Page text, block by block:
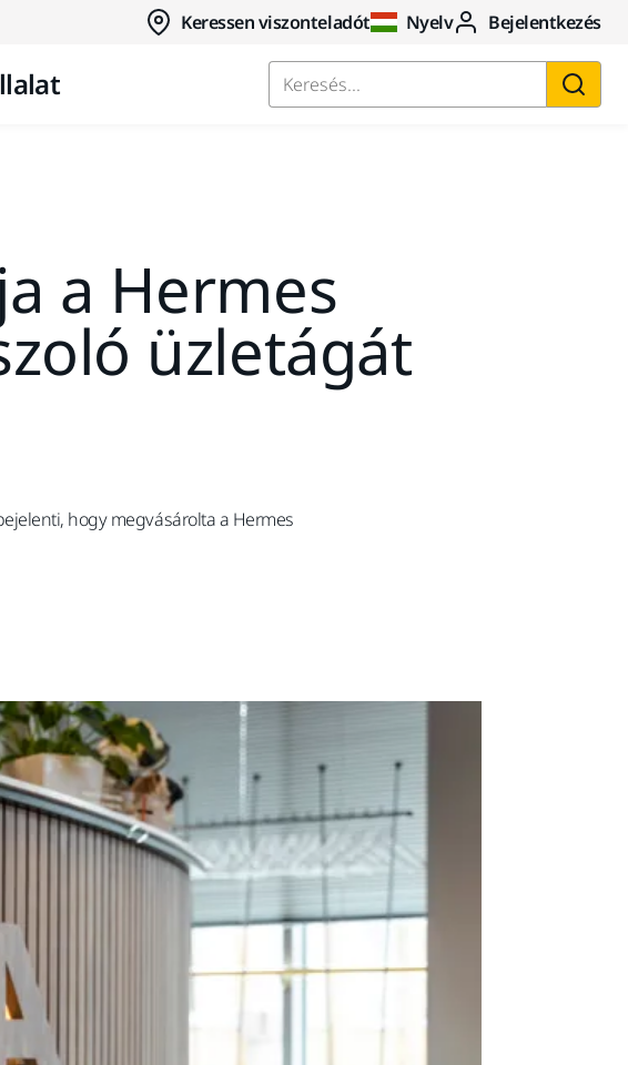
Keressen viszonteladót Nyelv Bejelentkezés
Keresés...
a Hermes
üzletágát
hogy megvásárolta a Hermes